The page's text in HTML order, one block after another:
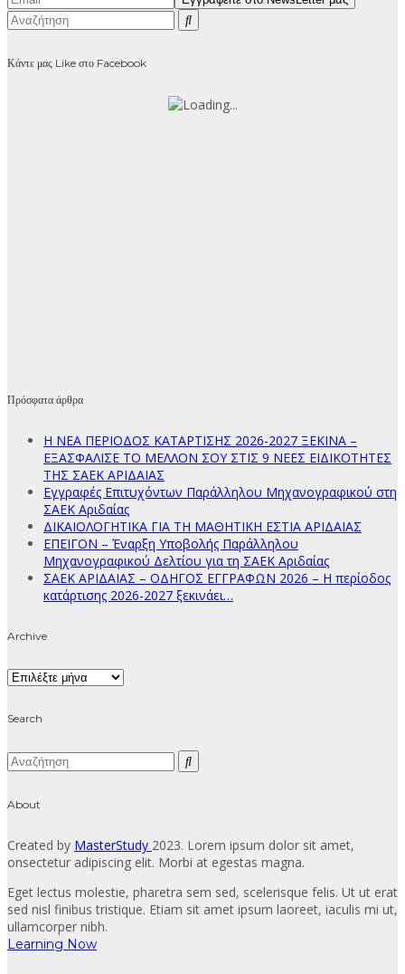
Κάντε μας Like στο Facebook
Πρόσφατα άρθρα
Η ΝΕΑ ΠΕΡΙΟΔΟΣ ΚΑΤΑΡΤΙΣΗΣ 2026-2027 ΞΕΚΙΝΑ –
ΕΞΑΣΦΑΛΙΣΕ ΤΟ ΜΕΛΛΟΝ ΣΟΥ ΣΤΙΣ 9 ΝΕΕΣ ΕΙΔΙΚΟΤΗΤΕΣ
ΤΗΣ ΣΑΕΚ ΑΡΙΔΑΙΑΣ
Εγγραφές Επιτυχόντων Παράλληλου Μηχανογραφικού στη
ΣΑΕΚ Αριδαίας
ΔΙΚΑΙΟΛΟΓΗΤΙΚΑ ΓΙΑ ΤΗ ΜΑΘΗΤΙΚΗ ΕΣΤΙΑ ΑΡΙΔΑΙΑΣ
ΕΠΕΙΓΟΝ – Έναρξη Υποβολής Παράλληλου
Μηχανογραφικού Δελτίου για τη ΣΑΕΚ Αριδαίας
ΣΑΕΚ ΑΡΙΔΑΙΑΣ – ΟΔΗΓΟΣ ΕΓΓΡΑΦΩΝ 2026 – Η περίοδος
κατάρτισης 2026-2027 ξεκινάει…
Archive
Archive
Search
About
Created by MasterStudy 2023. Lorem ipsum dolor sit amet,
onsectetur adipiscing elit. Morbi at egestas magna.
Eget lectus molestie, pharetra sem sed, scelerisque felis. Ut ut erat
sed nisl finibus tristique. Etiam sit amet ipsum laoreet, iaculis mi ut,
ullamcorper nibh.
Learning Now